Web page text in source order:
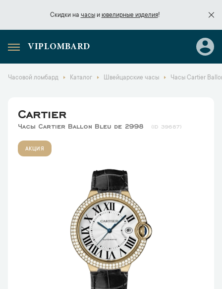
Скидки на часыи ювелирные изделия!
Скидки начасы
VIPLOMBARD
Часовой ломбард Каталог Швейцарские часы Часы Cartier
Cartier
Часы Cartier Ballon Bleu de 2998 39687
АКЦИЯ